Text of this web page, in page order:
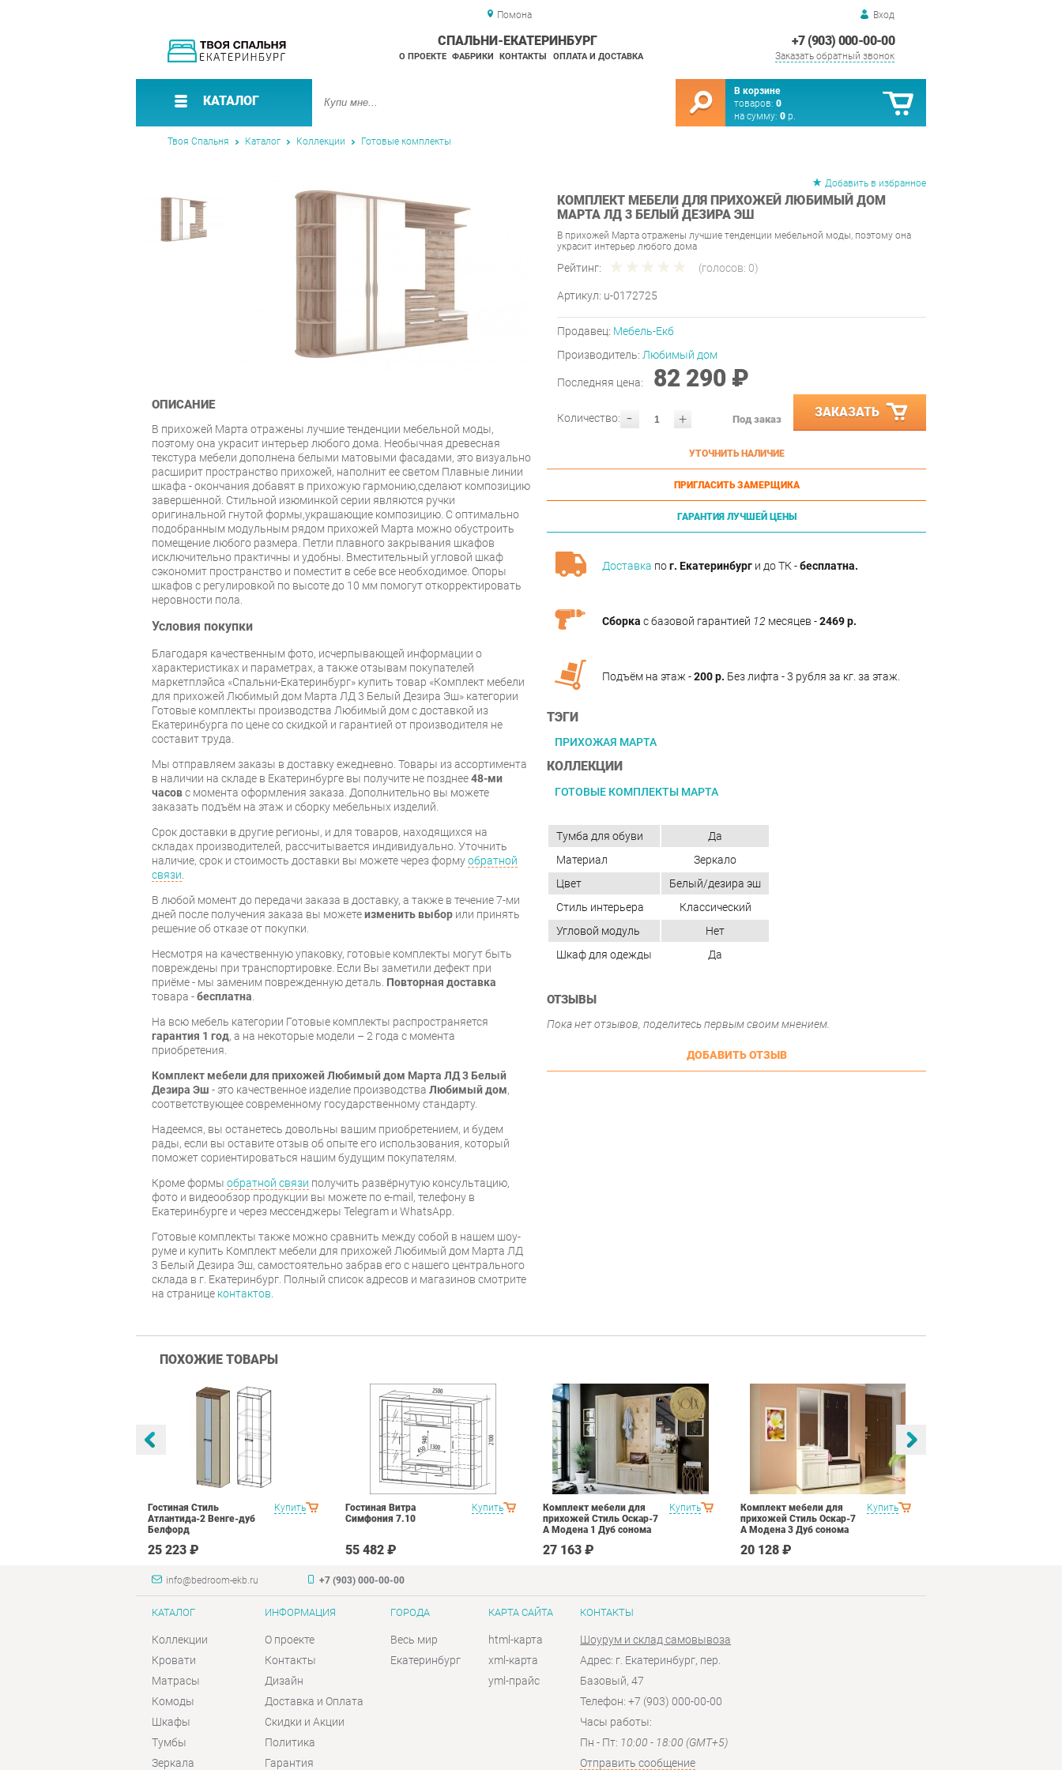
Помона Вход
+7 (903) 000-00-00
Заказать обратный звонок
СПАЛЬНИ-ЕКАТЕРИНБУРГ
О ПРОЕКТЕ ФАБРИКИ КОНТАКТЫ ОПЛАТА И ДОСТАВКА
КАТАЛОГ
В корзине
товаров: 0
на сумму: 0 р.
Твоя Спальня Каталог Коллекции Готовые комплекты
Добавить в избранное
КОМПЛЕКТ МЕБЕЛИ ДЛЯ ПРИХОЖЕЙ ЛЮБИМЫЙ ДОМ
МАРТА ЛД 3 БЕЛЫЙ ДЕЗИРА ЭШ
В прихожей Марта отражены лучшие тенденции мебельной моды, поэтому она
украсит интерьер любого дома
Рейтинг: (голосов: 0)
Артикул: u-0172725
Продавец: Мебель-Екб
Производитель: Любимый дом
Последняя цена: 82 290 ₽
- +
Количество: Под заказ ЗАКАЗАТЬ
УТОЧНИТЬ НАЛИЧИЕ
ПРИГЛАСИТЬ ЗАМЕРЩИКА
ГАРАНТИЯ ЛУЧШЕЙ ЦЕНЫ
Доставка пог. Екатеринбург и до ТК -бесплатна.
Сборка с базовой гарантией 12 месяцев -2469 р.
Подъём на этаж -200 р. Без лифта - 3 рубля за кг. за этаж.
ТЭГИ
ПРИХОЖАЯ МАРТА
КОЛЛЕКЦИИ
ГОТОВЫЕ КОМПЛЕКТЫ МАРТА
ОПИСАНИЕ
В прихожей Марта отражены лучшие тенденции мебельной моды,
поэтому она украсит интерьер любого дома. Необычная древесная
текстура мебели дополнена белыми матовыми фасадами, это визуально
расширит пространство прихожей, наполнит ее светом Плавные линии
шкафа - окончания добавят в прихожую гармонию,сделают композицию
завершенной. Стильной изюминкой серии являются ручки
оригинальной гнутой формы,украшающие композицию. С оптимально
подобранным модульным рядом прихожей Марта можно обустроить
помещение любого размера. Петли плавного закрывания шкафов
исключительно практичны и удобны. Вместительный угловой шкаф
сэкономит пространство и поместит в себе все необходимое. Опоры
шкафов с регулировкой по высоте до 10 мм помогут откорректировать
неровности пола.
Условия покупки
Благодаря качественным фото, исчерпывающей информации о
характеристиках и параметрах, а также отзывам покупателей
маркетплэйса «Спальни-Екатеринбург» купить товар «Комплект мебели
для прихожей Любимый дом Марта ЛД 3 Белый Дезира Эш» категории
Готовые комплекты производства Любимый дом с доставкой из
Екатеринбурга по цене со скидкой и гарантией от производителя не
составит труда.
Мы отправляем заказы в доставку ежедневно. Товары из ассортимента
в наличии на складе в Екатеринбурге вы получите не позднее48-ми
часовс момента оформления заказа. Дополнительно вы можете
заказать подъём на этаж и сборку мебельных изделий.
Срок доставки в другие регионы, и для товаров, находящихся на
складах производителей, рассчитывается индивидуально. Уточнить
наличие, срок и стоимость доставки вы можете через формуобратной
связи.
В любой момент до передачи заказа в доставку, а также в течение 7-ми
дней после получения заказа вы можетеизменить выбор или принять
решение об отказе от покупки.
Несмотря на качественную упаковку, готовые комплекты могут быть
повреждены при транспортировке. Если Вы заметили дефект при
приёме - мы заменим поврежденную деталь. Повторная доставка
товара -бесплатна.
На всю мебель категории Готовые комплекты распространяется
гарантия 1 год, а на некоторые модели – 2 года с момента
приобретения.
Комплект мебели для прихожей Любимый дом Марта ЛД 3 Белый
Дезира Эш - это качественное изделие производства Любимый дом,
соответствующее современному государственному стандарту.
Надеемся, вы останетесь довольны вашим приобретением, и будем
рады, если вы оставите отзыв об опыте его использования, который
поможет сориентироваться нашим будущим покупателям.
Кроме формы обратной связи получить развёрнутую консультацию,
фото и видеообзор продукции вы можете по e-mail, телефону в
Екатеринбурге и через мессенджеры Telegram и WhatsApp.
Готовые комплекты также можно сравнить между собой в нашем шоу-
руме и купить Комплект мебели для прихожей Любимый дом Марта ЛД
3 Белый Дезира Эш, самостоятельно забрав его с нашего центрального
склада в г. Екатеринбург. Полный список адресов и магазинов смотрите
на странице контактов.
Тумба для обуви
Да
Материал
Зеркало
Цвет
Белый/дезира эш
Стиль интерьера
Классический
Угловой модуль
Нет
Шкаф для одежды
Да
ОТЗЫВЫ
Пока нет отзывов, поделитесь первым своим мнением.
ДОБАВИТЬ ОТЗЫВ
ПОХОЖИЕ ТОВАРЫ
Купить
Гостиная Стиль
Атлантида-2 Венге-дуб
Белфорд
25 223 ₽
Купить
Гостиная Витра
Симфония 7.10
55 482 ₽
Купить
Комплект мебели для
прихожей Стиль Оскар-7
А Модена 1 Дуб сонома
27 163 ₽
Купить
Комплект мебели для
прихожей Стиль Оскар-7
А Модена 3 Дуб сонома
20 128 ₽
info@bedroom-ekb.ru +7 (903) 000-00-00
КАТАЛОГ
Коллекции
Кровати
Матрасы
Комоды
Шкафы
Тумбы
Зеркала
ИНФОРМАЦИЯ
О проекте
Контакты
Дизайн
Доставка и Оплата
Скидки и Акции
Политика
Гарантия
ГОРОДА
Весь мир
Екатеринбург
КАРТА САЙТА
html-карта
xml-карта
yml-прайс
КОНТАКТЫ
Шоурум и склад самовывоза
Адрес: г. Екатеринбург, пер.
Базовый, 47
Телефон: +7 (903) 000-00-00
Часы работы:
Пн - Пт: 10:00 - 18:00 (GMT+5)
Отправить сообщение